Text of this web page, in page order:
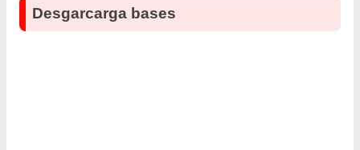
Desgarcarga bases